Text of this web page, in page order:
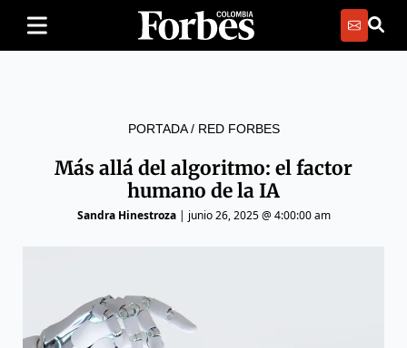
PORTADA/ RED FORBES
Más allá del algoritmo: el factor
humano de la IA
Sandra Hinestroza| junio 26, 2025 @ 4:00:00 am